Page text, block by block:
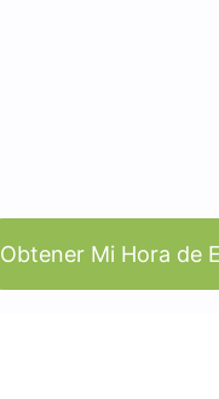
Obtener Mi Hora de